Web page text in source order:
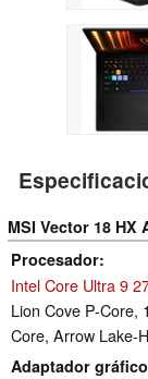
MSI Vector 18 HX
Procesador
Intel Core Ultra 9
Lion Cove P-Core,
Core, Arrow Lake-
Adaptador gráfico